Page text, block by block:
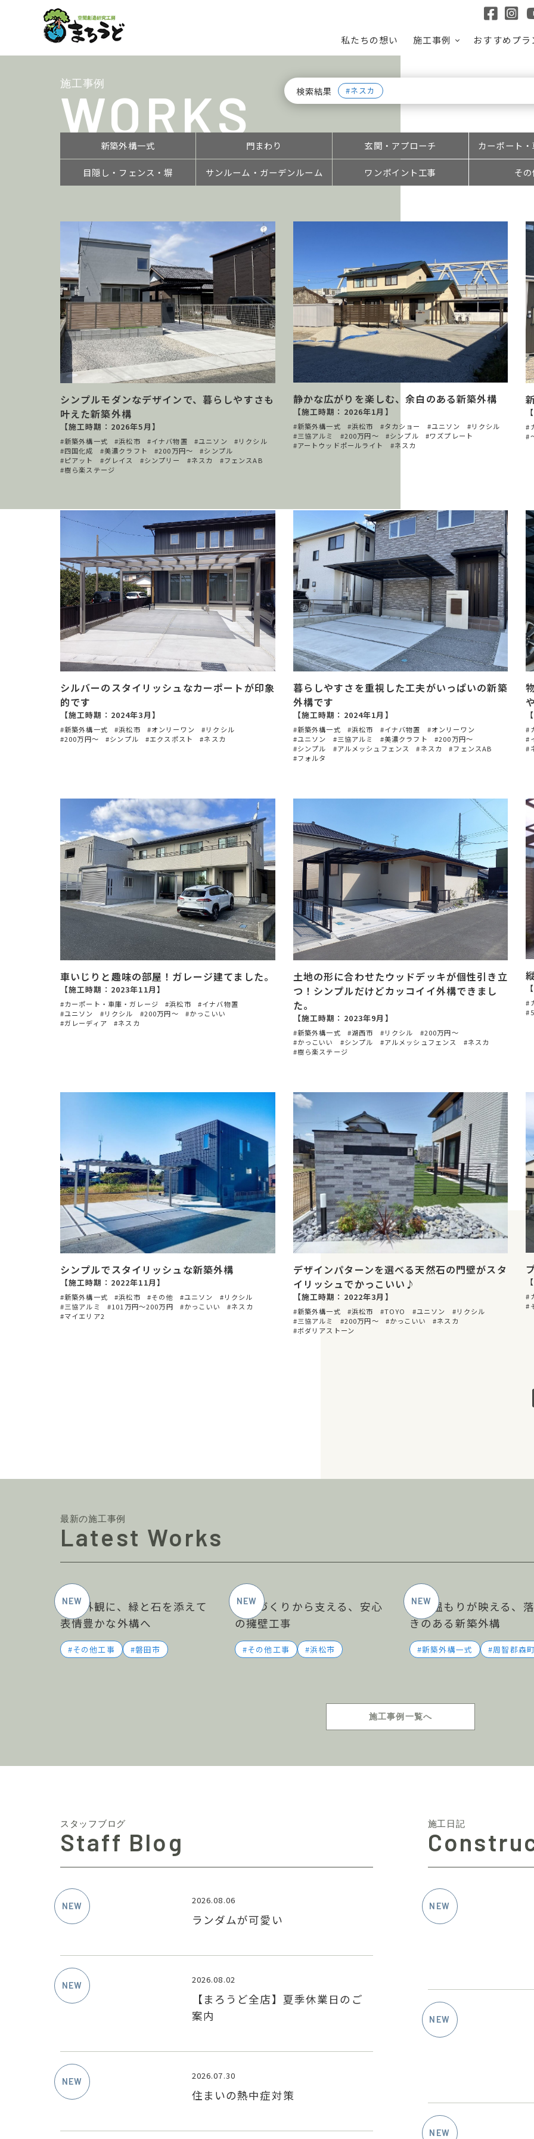
私たちの想い 施工事例 おすすめプラ
検索結果 ネスカ
施工事例
WORKS
新築外構一式 門まわり 玄関・アプローチ カーポート
目隠し・フェンス・塀 サンルーム・ガーデンルーム ワンポイント工事 そ
シンプルモダンなデザインで、暮らしやすさも
叶えた新築外構
【施工時期：2026年5月】
新築外構一式 浜松市 イナバ物置 ユニソン
リクシル
四国化成
美濃クラフト 200万円〜
シンプル
ピアット
グレイス シンプリー ネスカ
フェンスAB
樹ら楽ステージ
静かな広がりを楽しむ、余白のある新築外構
【施工時期：2026年1月】
新築外構一式 浜松市 タカショー ユニソン
リクシル
三協アルミ
200万円〜 シンプル
ワズプレート
アートウッドポールライト
ネスカ
シルバーのスタイリッシュなカーポートが印象
的です
【施工時期：2024年3月】
新築外構一式 浜松市 オンリーワン
リクシル
200万円〜
シンプル エクスポスト ネスカ
暮らしやすさを重視した工夫がいっぱいの新築
外構です
【施工時期：2024年1月】
新築外構一式 浜松市 イナバ物置
オンリーワン
ユニソン
三協アルミ 美濃クラフト
200万円〜
シンプル
アルメッシュフェンス ネスカ
フェンスAB
フォルタ
車いじりと趣味の部屋！ガレージ建てました。
【施工時期：2023年11月】
カーポート・車庫・ガレージ 浜松市
イナバ物置
ユニソン
リクシル 200万円〜
かっこいい
ガレーディア
ネスカ
土地の形に合わせたウッドデッキが個性引き立
つ！シンプルだけどカッコイイ外構できまし
た。
【施工時期：2023年9月】
新築外構一式 湖西市 リクシル
200万円〜
かっこいい
シンプル アルメッシュフェンス
ネスカ
樹ら楽ステージ
シンプルでスタイリッシュな新築外構
【施工時期：2022年11月】
新築外構一式 浜松市 その他 ユニソン
リクシル
三協アルミ
101万円〜200万円 かっこいい
ネスカ
マイエリア2
デザインパターンを選べる天然石の門壁がスタ
イリッシュでかっこいい♪
【施工時期：2022年3月】
新築外構一式 浜松市 TOYO ユニソン
リクシル
三協アルミ
200万円〜 かっこいい
ネスカ
ボダリアストーン
最新の施工事例
Latest Works
黒の外観に、緑と石を添えて
表情豊かな外構へ
その他工事 磐田市
土地づくりから支える、安心
の擁壁工事
その他工事 浜松市
木の温もりが映える、
きのある新築外構
新築外構一式 周智郡森町
施工事例一覧へ
スタッフブログ
Staff Blog
2026.08.06
ランダムが可愛い
2026.08.02
【まろうど全店】夏季休業日のご
案内
2026.07.30
住まいの熱中症対策
施工日記